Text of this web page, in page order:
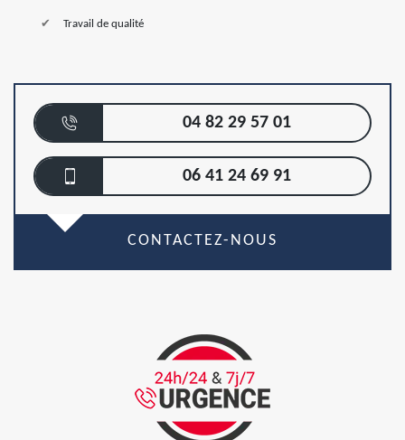
Travail de qualité
04 82 29 57 01
06 41 24 69 91
CONTACTEZ-NOUS